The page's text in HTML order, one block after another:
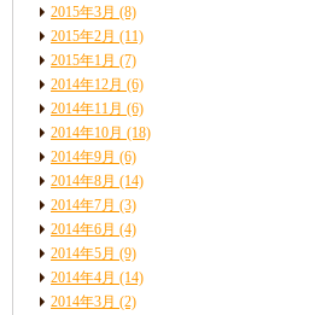
2015年3月 (8)
2015年2月 (11)
2015年1月 (7)
2014年12月 (6)
2014年11月 (6)
2014年10月 (18)
2014年9月 (6)
2014年8月 (14)
2014年7月 (3)
2014年6月 (4)
2014年5月 (9)
2014年4月 (14)
2014年3月 (2)